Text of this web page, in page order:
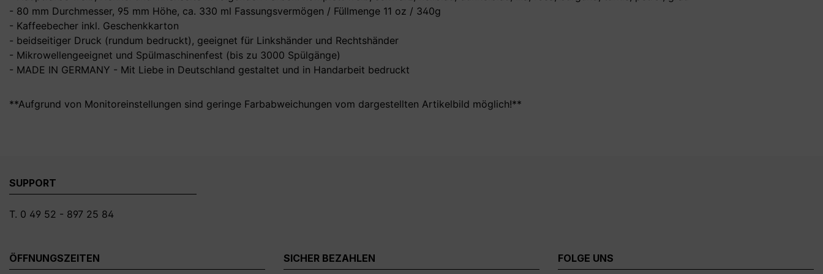
- 80 mm Durchmesser, 95 mm Höhe, ca. 330 ml Fassungsvermögen / Füllmenge 11 oz / 340g
- Kaffeebecher inkl. Geschenkkarton
- beidseitiger Druck (rundum bedruckt), geeignet für Linkshänder und Rechtshänder
- Mikrowellengeeignet und Spülmaschinenfest (bis zu 3000 Spülgänge)
- MADE IN GERMANY - Mit Liebe in Deutschland gestaltet und in Handarbeit bedruckt
**Aufgrund von Monitoreinstellungen sind geringe Farbabweichungen vom dargestellten Artikelbild möglich!**
SUPPORT
T. 0 49 52 - 897 25 84
ÖFFNUNGSZEITEN SICHER BEZAHLEN FOLGE UNS